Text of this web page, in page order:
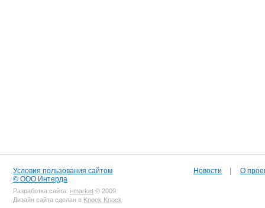
Условия пользования сайтом
© ООО Интерда
Разработка сайта: i-market © 2009
Дизайн сайта сделан в Knock Knock
Новости О